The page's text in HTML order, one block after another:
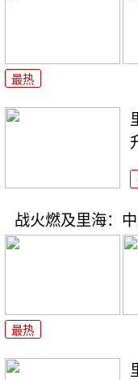
最热
战火燃及里海：
最热